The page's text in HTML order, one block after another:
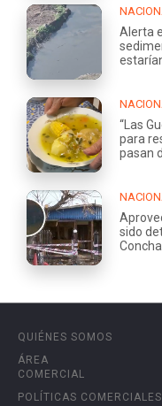
Alerta
“Las
para
pasan
sido
QUIÉNES SOMOS
ÁREA
COMERCIAL
POLÍTICAS COMERCIALES